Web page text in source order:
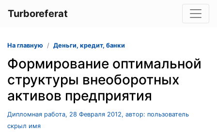
Turboreferat
На главную Деньги, кредит, банки
Формирование оптимальной
структуры внеоборотных
активов предприятия
Дипломная работа, 28 Февраля 2012, автор: пользователь
скрыл имя